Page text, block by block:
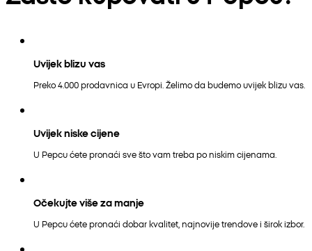
Uvijek blizu vas
Preko 4.000 prodavnica u Evropi. Želimo da budemo uvijek blizu vas.
Uvijek niske cijene
U Pepcu ćete pronaći sve što vam treba po niskim cijenama.
Očekujte više za manje
U Pepcu ćete pronaći dobar kvalitet, najnovije trendove i širok izbor.